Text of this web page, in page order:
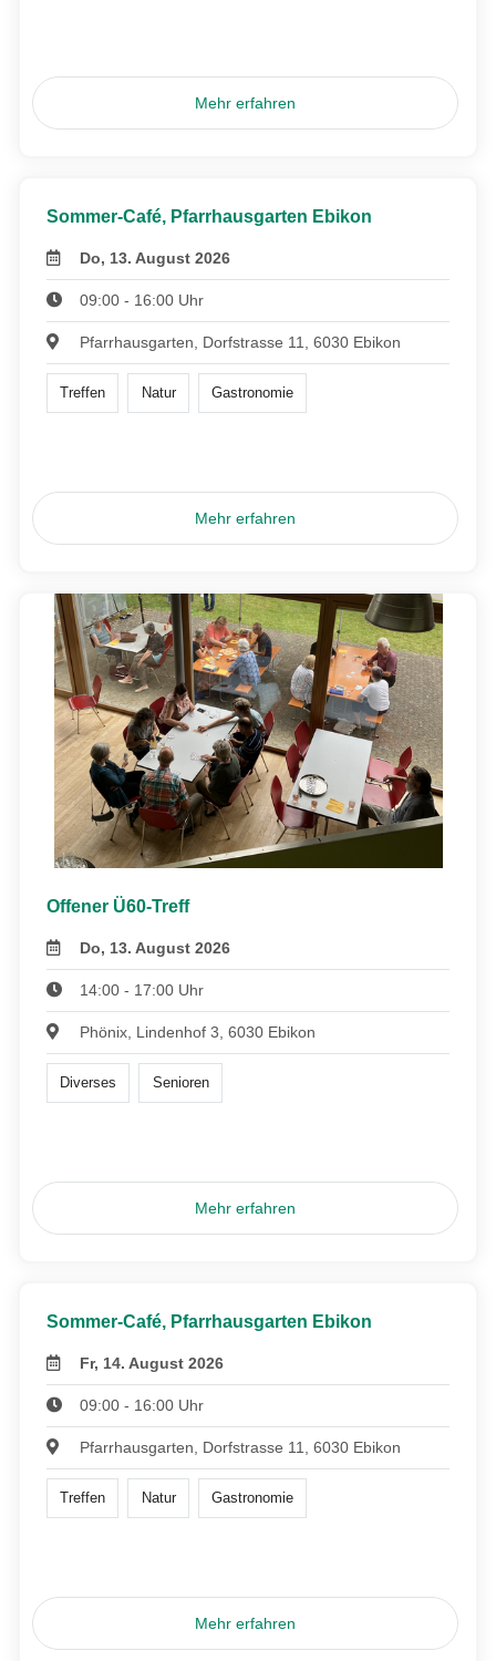
Mehr erfahren
Sommer-Café, Pfarrhausgarten Ebikon
Do, 13. August 2026
09:00 - 16:00 Uhr
Pfarrhausgarten, Dorfstrasse 11, 6030 Ebikon
Treffen Natur Gastronomie
Mehr erfahren
Offener Ü60-Treff
Do, 13. August 2026
14:00 - 17:00 Uhr
Phönix, Lindenhof 3, 6030 Ebikon
Diverses Senioren
Mehr erfahren
Sommer-Café, Pfarrhausgarten Ebikon
Fr, 14. August 2026
09:00 - 16:00 Uhr
Pfarrhausgarten, Dorfstrasse 11, 6030 Ebikon
Treffen Natur Gastronomie
Mehr erfahren